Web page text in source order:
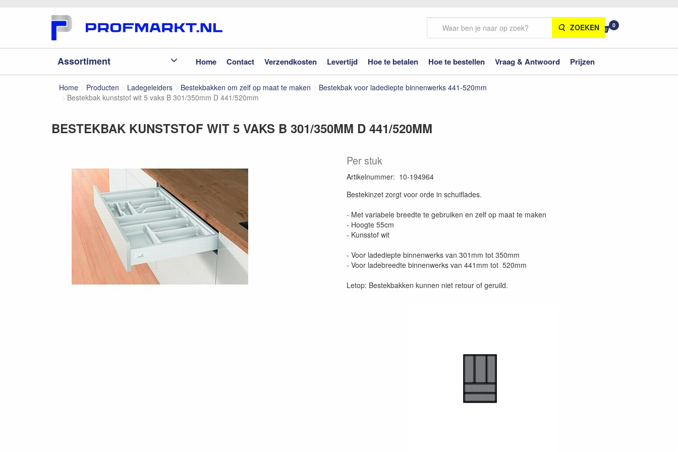
ZOEKEN 0
Assortiment Home Contact Verzendkosten Levertijd Hoe te betalen Hoe te bestellen Vraag & Antwoord Prijzen
Home Producten Ladegeleiders Bestekbakken om zelf op maat te maken
Bestekbak voor ladediepte binnenwerks 441-520mm
Bestekbak kunststof wit 5 vaks B 301/350mm D 441/520mm
BESTEKBAK KUNSTSTOF WIT 5 VAKS B 301/350MM D 441/520MM
Per stuk
Artikelnummer: 10-194964
Bestekinzet zorgt voor orde in schuiflades.
- Met variabele breedte te gebruiken en zelf op maat te maken
- Hoogte 55cm
- Kunsstof wit
- Voor ladediepte binnenwerks van 301mm tot 350mm
- Voor ladebreedte binnenwerks van 441mm tot 520mm
Letop: Bestekbakken kunnen niet retour of geruild.